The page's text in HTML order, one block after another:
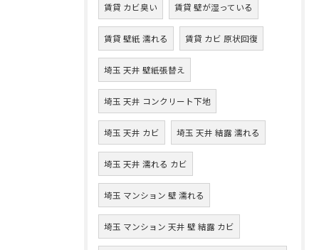
賃貸 カビ臭い 賃貸 壁が湿っている
賃貸 壁紙 濡れる 賃貸 カビ 原状回復
埼玉 天井 壁紙張替え
埼玉 天井 コンクリート下地
埼玉 天井 カビ 埼玉 天井 結露 濡れる
埼玉 天井 濡れる カビ
埼玉 マンション 壁 濡れる
埼玉 マンション 天井 壁 結露 カビ